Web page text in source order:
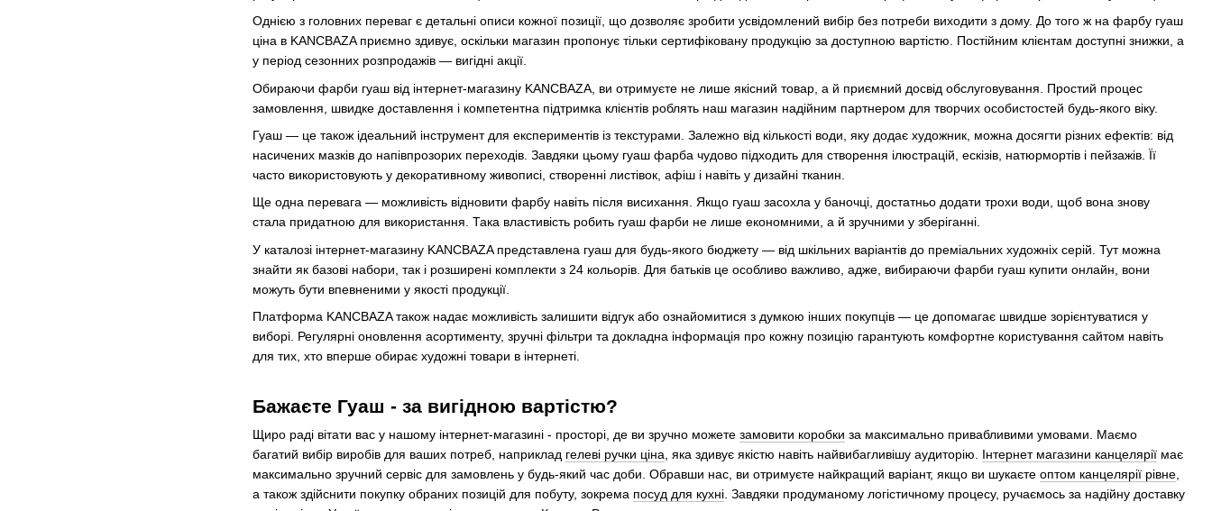
Однією з головних переваг є детальні описи кожної позиції, що дозволяє зробити усвідомлений вибір без потреби виходити з дому. До того ж на фарбу гуаш
ціна в KANCBAZA приємно здивує, оскільки магазин пропонує тільки сертифіковану продукцію за доступною вартістю. Постійним клієнтам доступні знижки, а
у період сезонних розпродажів — вигідні акції.
Обираючи фарби гуаш від інтернет-магазину KANCBAZA, ви отримуєте не лише якісний товар, а й приємний досвід обслуговування. Простий процес
замовлення, швидке доставлення і компетентна підтримка клієнтів роблять наш магазин надійним партнером для творчих особистостей будь-якого віку.
Гуаш — це також ідеальний інструмент для експериментів із текстурами. Залежно від кількості води, яку додає художник, можна досягти різних ефектів: від
насичених мазків до напівпрозорих переходів. Завдяки цьому гуаш фарба чудово підходить для створення ілюстрацій, ескізів, натюрмортів і пейзажів. Її
часто використовують у декоративному живописі, створенні листівок, афіш і навіть у дизайні тканин.
Ще одна перевага — можливість відновити фарбу навіть після висихання. Якщо гуаш засохла у баночці, достатньо додати трохи води, щоб вона знову
стала придатною для використання. Така властивість робить гуаш фарби не лише економними, а й зручними у зберіганні.
У каталозі інтернет-магазину KANCBAZA представлена гуаш для будь-якого бюджету — від шкільних варіантів до преміальних художніх серій. Тут можна
знайти як базові набори, так і розширені комплекти з 24 кольорів. Для батьків це особливо важливо, адже, вибираючи фарби гуаш купити онлайн, вони
можуть бути впевненими у якості продукції.
Платформа KANCBAZA також надає можливість залишити відгук або ознайомитися з думкою інших покупців — це допомагає швидше зорієнтуватися у
виборі. Регулярні оновлення асортименту, зручні фільтри та докладна інформація про кожну позицію гарантують комфортне користування сайтом навіть
для тих, хто вперше обирає художні товари в інтернеті.
Бажаєте Гуаш - за вигідною вартістю?
Щиро раді вітати вас у нашому інтернет-магазині - просторі, де ви зручно можете замовити коробки за максимально привабливими умовами. Маємо
багатий вибір виробів для ваших потреб, наприклад гелеві ручки ціна , яка здивує якістю навіть найвибагливішу аудиторію. Інтернет магазини канцелярії має
максимально зручний сервіс для замовлень у будь-який час доби. Обравши нас, ви отримуєте найкращий варіант, якщо ви шукаєте оптом канцелярії рівне
а також здійснити покупку обраних позицій для побуту, зокрема посуд для кухні . Завдяки продуманому логістичному процесу, ручaємось за надійну доставку